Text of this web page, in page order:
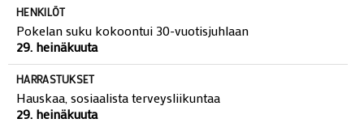
HENKILÖT
Pokelan suku kokoontui 30-vuotisjuhlaan
29. heinäkuuta
HARRASTUKSET
Hauskaa, sosiaalista terveysliikuntaa
29. heinäkuuta